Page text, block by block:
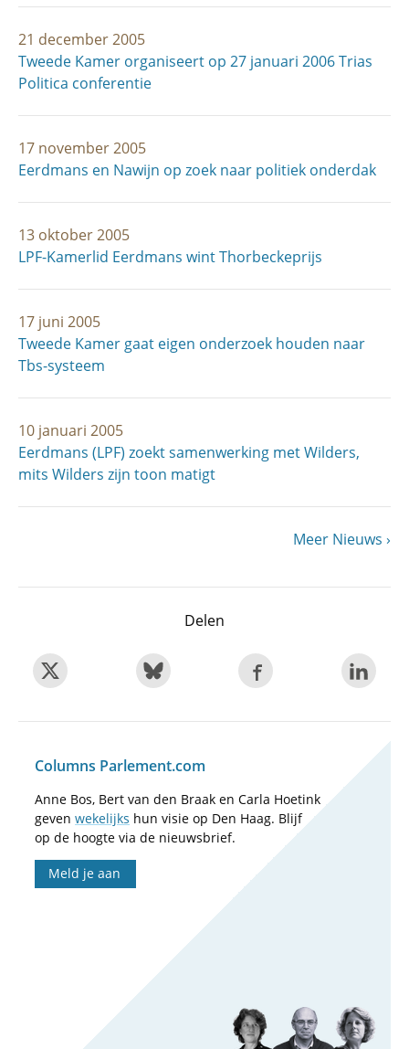
21 december 2005
Tweede Kamer organiseert op 27 januari 2006 Trias
Politica conferentie
17 november 2005
Eerdmans en Nawijn op zoek naar politiek onderdak
13 oktober 2005
LPF-Kamerlid Eerdmans wint Thorbeckeprijs
17 juni 2005
Tweede Kamer gaat eigen onderzoek houden naar
Tbs-systeem
10 januari 2005
Eerdmans (LPF) zoekt samenwerking met Wilders,
mits Wilders zijn toon matigt
Volgende
Meer Nieuws
Delen
Columns Parlement.com
Anne Bos, Bert van den Braak en Carla Hoetink
geven wekelijks hun visie op Den Haag. Blijf
op de hoogte via de nieuwsbrief.
Meld je aan